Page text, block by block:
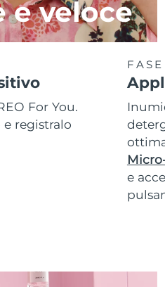
e veloce
For You.
registralo
e